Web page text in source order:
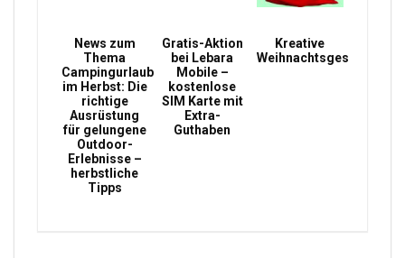
News zum
Thema
Campingurlaub
im Herbst: Die
richtige
Ausrüstung
für gelungene
Outdoor-
Erlebnisse –
herbstliche
Tipps
Gratis-Aktion
bei Lebara
Mobile –
kostenlose
SIM Karte mit
Extra-
Guthaben
Kreative
Weihnachtsgeschenke